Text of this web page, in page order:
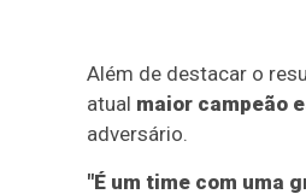
Além de destacar o
atual maior campeão
adversário.
"É um time com uma